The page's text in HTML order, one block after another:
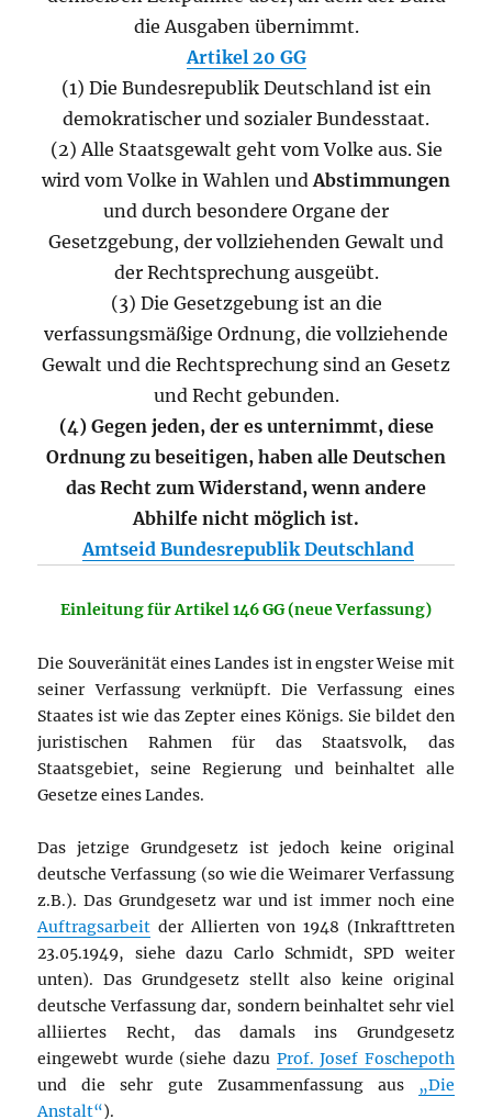
die Ausgaben übernimmt.
Artikel 20 GG
(1) Die Bundesrepublik Deutschland ist ein
demokratischer und sozialer Bundesstaat.
(2) Alle Staatsgewalt geht vom Volke aus. Sie
wird vom Volke in Wahlen undAbstimmungen
und durch besondere Organe der
Gesetzgebung, der vollziehenden Gewalt und
der Rechtsprechung ausgeübt.
(3) Die Gesetzgebung ist an die
verfassungsmäßige Ordnung, die vollziehende
Gewalt und die Rechtsprechung sind an Gesetz
und Recht gebunden.
(4) Gegen jeden, der es unternimmt, diese
Ordnung zu beseitigen, haben alle Deutschen
das Recht zum Widerstand, wenn andere
Abhilfe nicht möglich ist.
Amtseid Bundesrepublik Deutschland
Einleitung für Artikel 146 GG (neue Verfassung)
Die Souveränität eines Landes ist in engster Weise mit
seiner Verfassung verknüpft. Die Verfassung eines
Staates ist wie das Zepter eines Königs. Sie bildet den
juristischen Rahmen für das Staatsvolk, das
Staatsgebiet, seine Regierung und beinhaltet alle
Gesetze eines Landes.
Das jetzige Grundgesetz ist jedoch keine original
deutsche Verfassung (so wie die Weimarer Verfassung
z.B.). Das Grundgesetz war und ist immer noch eine
Auftragsarbeit der Allierten von 1948 (Inkrafttreten
23.05.1949, siehe dazu Carlo Schmidt, SPD weiter
unten). Das Grundgesetz stellt also keine original
deutsche Verfassung dar, sondern beinhaltet sehr viel
alliiertes Recht, das damals ins Grundgesetz
eingewebt wurde (siehe dazu Prof. Josef Foschepoth
und die sehr gute Zusammenfassung aus „Die
Anstalt“).